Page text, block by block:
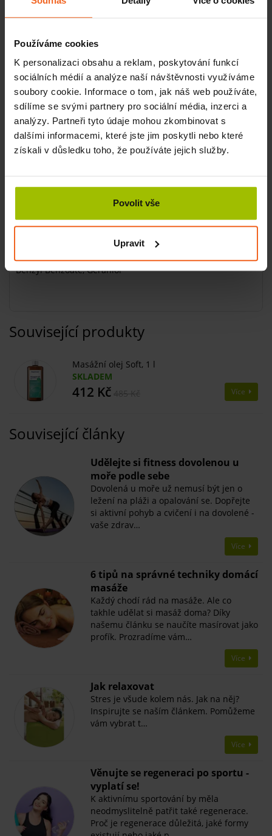
Používáme cookies
K personalizaci obsahu a reklam, poskytování funkcí
sociálních médií a analýze naší návštěvnosti využíváme
soubory cookie. Informace o tom, jak náš web používáte,
sdílíme se svými partnery pro sociální média, inzerci a
analýzy. Partneři tyto údaje mohou zkombinovat s
dalšími informacemi, které jste jim poskytli nebo které
získali v důsledku toho, že používáte jejich služby.
Povolit vše
Upravit
od Eureka. Naneste olej na vlhkou pokožku.
Krouživými pohyby masírujte tak, aby se pozitivní účinky
třením pokožky, tak se pozitivní účinky oleje a jeho vůně
zintenzivní.
Účinky masážního oleje Wellness
dodává pokožce zdraví vitaminem E
detoxikuje organismus, díky extraktu z medových
pláství
uklidňuje organismus
Oleje skladujte odděleně od potravin a to v suchu a při
Složení
Prunus Amygdalus Dulcis Oil, Simmondsia Chinensis Seed
Benzyl Benzoate, Geraniol
Související produkty
Masážní olej Soft, 1 l
SKLADEM
412 Kč Více
Související články
​Udělejte si fitness dovolenou u
moře podle sebe
Dovolená u moře už nemusí být jen o
ležení na pláži a opalování se. Dopřejte
si aktivní pohyb a cvičení i na dovolené -
vaše zdrav…
Více
6 tipů na správné techniky domácí
masáže
Každý chodí rád na masáže. Ale co
takhle udělat si masáž doma? Díky
našemu článku se naučíte masírovat jako
profík. Prozradíme vám…
Více
Jak relaxovat
Stres je všude kolem nás. Jak na něj?
Inspirujte se naším článkem. Pomůžeme
vám vybrat t…
Více
Věnujte se regeneraci po sportu -
vyplatí se!
K aktivnímu sportování by měla
neodmyslitelně patřit také regenerace.
Proč je regenerace důležitá, jaké formy